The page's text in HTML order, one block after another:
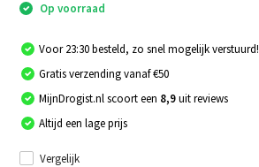
Op voorraad
Voor 23:30 besteld, zo snel mogelijk verstuurd!
Gratis verzending vanaf €50
MijnDrogist.nl scoort een 8,9uit reviews
Altijd een lage prijs
Vergelijk